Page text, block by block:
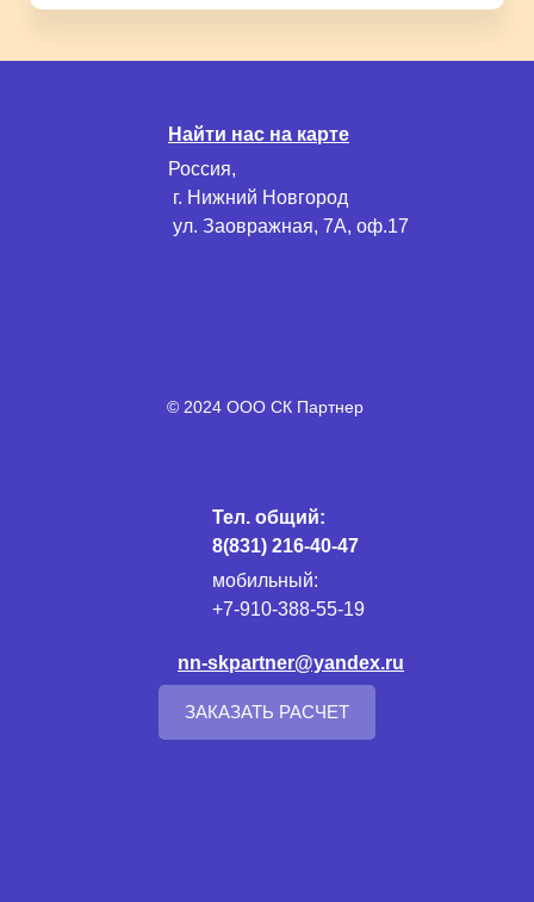
Найти нас на карте
Россия,
г. Нижний Новгород
ул. Заовражная, 7А, оф.17
© 2024 ООО СК Партнер
Тел. общий:
8(831) 216-40-47
мобильный:
+7-910-388-55-19
nn-skpartner@yandex.ru
ЗАКАЗАТЬ РАСЧЕТ